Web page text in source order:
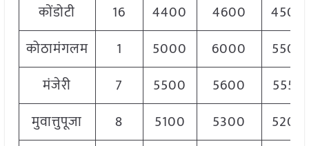
कोंडोटी
16 4400 4600
4500
कोठामंगलम
1 5000 6000
5500
मंजेरी
7 5500 5600
5550
मुवात्तुपूजा
8 5100 5300
5200